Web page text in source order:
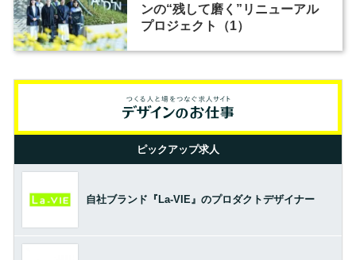
ンの“残して磨く”リニューアル
プロジェクト（1）
ピックアップ求人
自社ブランド『La-VIE』のプロダクトデザイナー